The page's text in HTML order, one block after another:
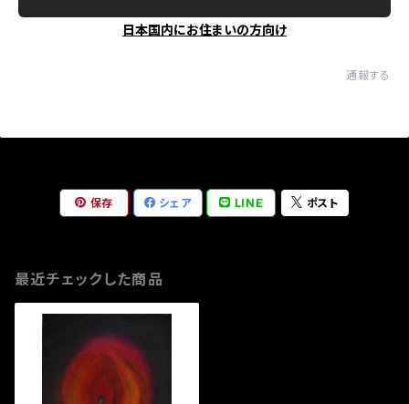
日本国内にお住まいの方向け
通報する
保存 シェア LINE ポスト
最近チェックした商品